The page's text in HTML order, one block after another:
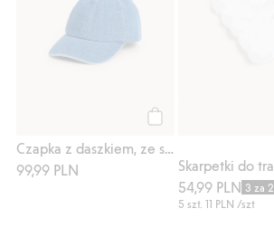
99,99 PLN
54,99 PLN 3 za 2
5 szt.11 PLN /szt